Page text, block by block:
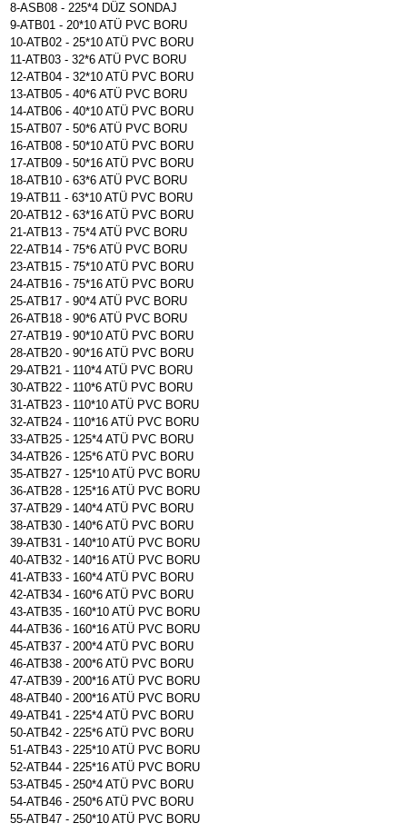
8-ASB08 - 225*4 DÜZ SONDAJ
9-ATB01 - 20*10 ATÜ PVC BORU
10-ATB02 - 25*10 ATÜ PVC BORU
11-ATB03 - 32*6 ATÜ PVC BORU
12-ATB04 - 32*10 ATÜ PVC BORU
13-ATB05 - 40*6 ATÜ PVC BORU
14-ATB06 - 40*10 ATÜ PVC BORU
15-ATB07 - 50*6 ATÜ PVC BORU
16-ATB08 - 50*10 ATÜ PVC BORU
17-ATB09 - 50*16 ATÜ PVC BORU
18-ATB10 - 63*6 ATÜ PVC BORU
19-ATB11 - 63*10 ATÜ PVC BORU
20-ATB12 - 63*16 ATÜ PVC BORU
21-ATB13 - 75*4 ATÜ PVC BORU
22-ATB14 - 75*6 ATÜ PVC BORU
23-ATB15 - 75*10 ATÜ PVC BORU
24-ATB16 - 75*16 ATÜ PVC BORU
25-ATB17 - 90*4 ATÜ PVC BORU
26-ATB18 - 90*6 ATÜ PVC BORU
27-ATB19 - 90*10 ATÜ PVC BORU
28-ATB20 - 90*16 ATÜ PVC BORU
29-ATB21 - 110*4 ATÜ PVC BORU
30-ATB22 - 110*6 ATÜ PVC BORU
31-ATB23 - 110*10 ATÜ PVC BORU
32-ATB24 - 110*16 ATÜ PVC BORU
33-ATB25 - 125*4 ATÜ PVC BORU
34-ATB26 - 125*6 ATÜ PVC BORU
35-ATB27 - 125*10 ATÜ PVC BORU
36-ATB28 - 125*16 ATÜ PVC BORU
37-ATB29 - 140*4 ATÜ PVC BORU
38-ATB30 - 140*6 ATÜ PVC BORU
39-ATB31 - 140*10 ATÜ PVC BORU
40-ATB32 - 140*16 ATÜ PVC BORU
41-ATB33 - 160*4 ATÜ PVC BORU
42-ATB34 - 160*6 ATÜ PVC BORU
43-ATB35 - 160*10 ATÜ PVC BORU
44-ATB36 - 160*16 ATÜ PVC BORU
45-ATB37 - 200*4 ATÜ PVC BORU
46-ATB38 - 200*6 ATÜ PVC BORU
47-ATB39 - 200*16 ATÜ PVC BORU
48-ATB40 - 200*16 ATÜ PVC BORU
49-ATB41 - 225*4 ATÜ PVC BORU
50-ATB42 - 225*6 ATÜ PVC BORU
51-ATB43 - 225*10 ATÜ PVC BORU
52-ATB44 - 225*16 ATÜ PVC BORU
53-ATB45 - 250*4 ATÜ PVC BORU
54-ATB46 - 250*6 ATÜ PVC BORU
55-ATB47 - 250*10 ATÜ PVC BORU